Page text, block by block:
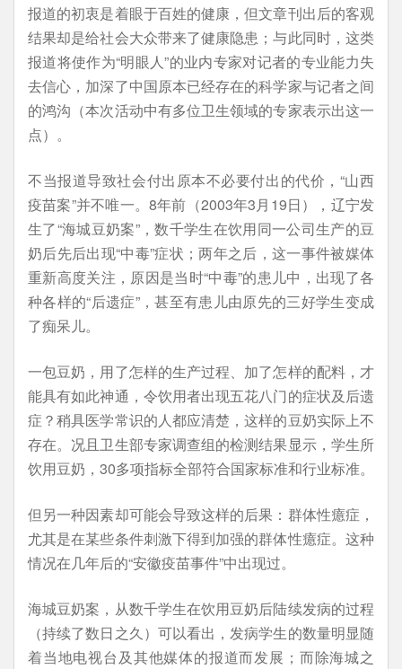
报道的初衷是着眼于百姓的健康，但文章刊出后的客观
结果却是给社会大众带来了健康隐患；与此同时，这类
报道将使作为“明眼人”的业内专家对记者的专业能力失
去信心，加深了中国原本已经存在的科学家与记者之间
的鸿沟（本次活动中有多位卫生领域的专家表示出这一
点）。
不当报道导致社会付出原本不必要付出的代价，“山西
疫苗案”并不唯一。8年前（2003年3月19日），辽宁发
生了“海城豆奶案”，数千学生在饮用同一公司生产的豆
奶后先后出现“中毒”症状；两年之后，这一事件被媒体
重新高度关注，原因是当时“中毒”的患儿中，出现了各
种各样的“后遗症”，甚至有患儿由原先的三好学生变成
了痴呆儿。
一包豆奶，用了怎样的生产过程、加了怎样的配料，才
能具有如此神通，令饮用者出现五花八门的症状及后遗
症？稍具医学常识的人都应清楚，这样的豆奶实际上不
存在。况且卫生部专家调查组的检测结果显示，学生所
饮用豆奶，30多项指标全部符合国家标准和行业标准。
但另一种因素却可能会导致这样的后果：群体性癔症，
尤其是在某些条件刺激下得到加强的群体性癔症。这种
情况在几年后的“安徽疫苗事件”中出现过。
海城豆奶案，从数千学生在饮用豆奶后陆续发病的过程
（持续了数日之久）可以看出，发病学生的数量明显随
着当地电视台及其他媒体的报道而发展；而除海城之